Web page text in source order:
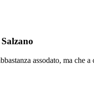
assodato, ma che